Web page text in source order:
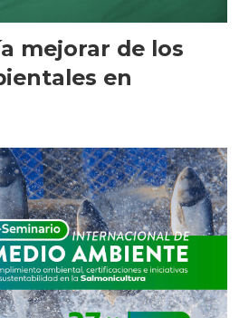
mejorar de los
en